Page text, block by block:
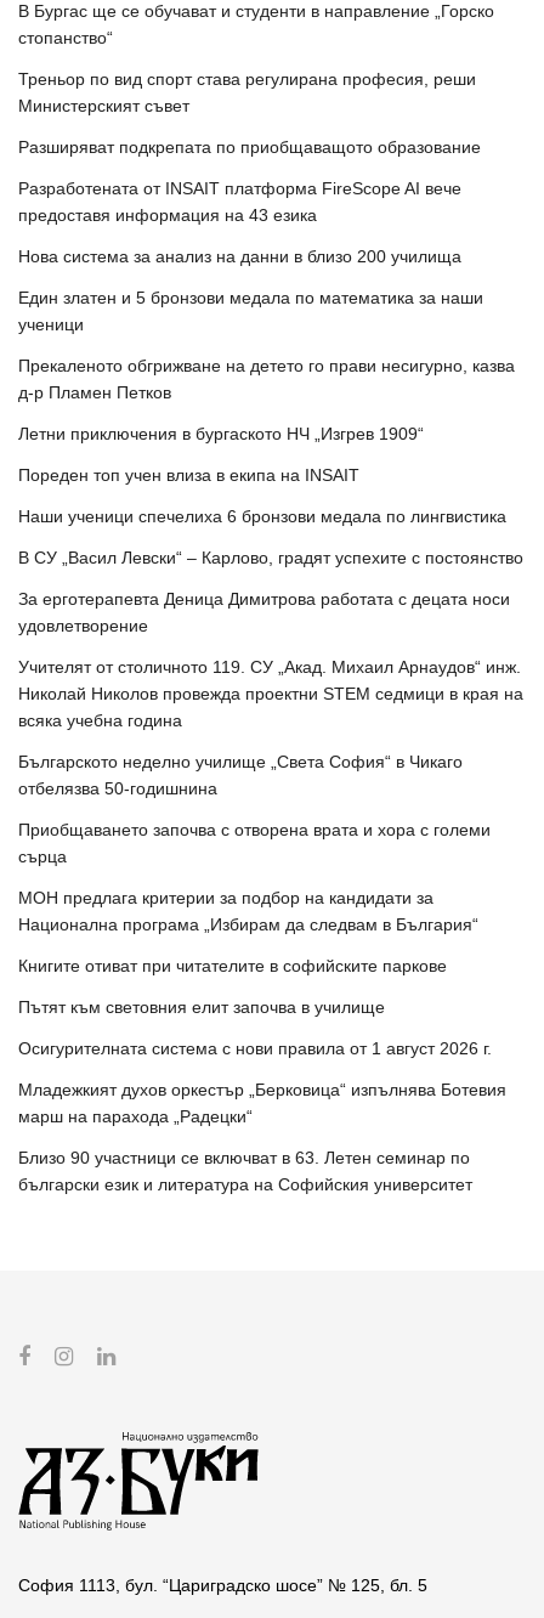
В Бургас ще се обучават и студенти в направление „Горско
стопанство“
Треньор по вид спорт става регулирана професия, реши
Министерският съвет
Разширяват подкрепата по приобщаващото образование
Разработената от INSAIT платформа FireScope AI вече
предоставя информация на 43 езика
Нова система за анализ на данни в близо 200 училища
Един златен и 5 бронзови медала по математика за наши
ученици
Прекаленото обгрижване на детето го прави несигурно, казва
д-р Пламен Петков
Летни приключения в бургаското НЧ „Изгрев 1909“
Пореден топ учен влиза в екипа на INSAIT
Наши ученици спечелиха 6 бронзови медала по лингвистика
В СУ „Васил Левски“ – Карлово, градят успехите с постоянство
За ерготерапевта Деница Димитрова работата с децата носи
удовлетворение
Учителят от столичното 119. СУ „Акад. Михаил Арнаудов“ инж.
Николай Николов провежда проектни STEM седмици в края на
всяка учебна година
Българското неделно училище „Света София“ в Чикаго
отбелязва 50-годишнина
Приобщаването започва с отворена врата и хора с големи
сърца
МОН предлага критерии за подбор на кандидати за
Национална програма „Избирам да следвам в България“
Книгите отиват при читателите в софийските паркове
Пътят към световния елит започва в училище
Осигурителната система с нови правила от 1 август 2026 г.
Младежкият духов оркестър „Берковица“ изпълнява Ботевия
марш на парахода „Радецки“
Близо 90 участници се включват в 63. Летен семинар по
български език и литература на Софийския университет
София 1113, бул. “Цариградско шосе” № 125, бл. 5